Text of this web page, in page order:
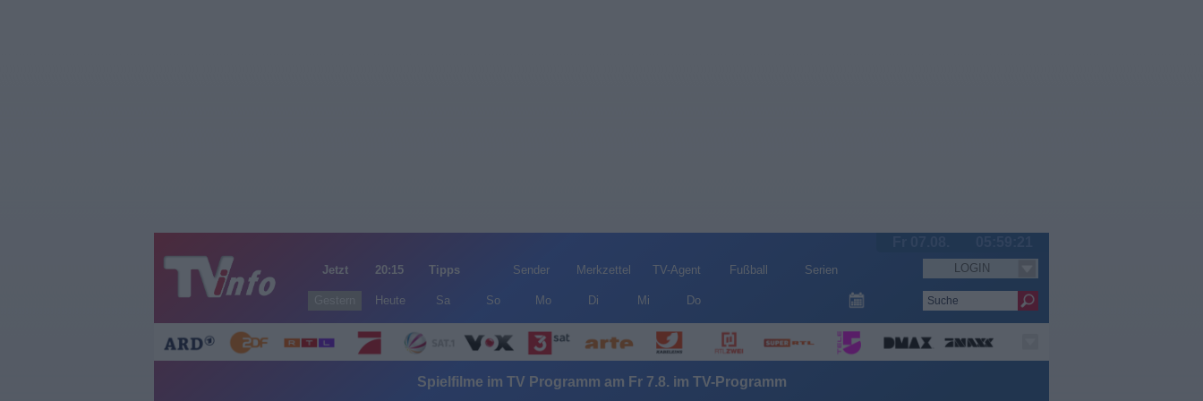
Jetzt 20:15 Tipps Sender Merkzettel TV-Agent Fußball Serien
Heute Sa So Mo Di Mi Do
LOGIN
Spielfilme im TV Programm am Fr 7.8. im TV-Programm